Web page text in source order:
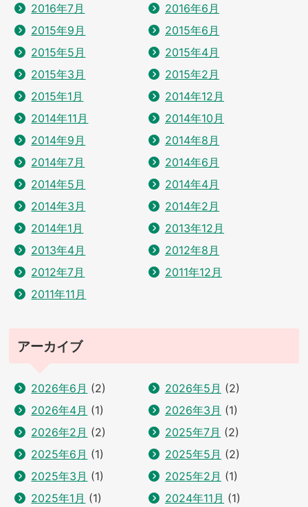
2016年7月
2016年6月
2015年9月
2015年6月
2015年5月
2015年4月
2015年3月
2015年2月
2015年1月
2014年12月
2014年11月
2014年10月
2014年9月
2014年8月
2014年7月
2014年6月
2014年5月
2014年4月
2014年3月
2014年2月
2014年1月
2013年12月
2013年4月
2012年8月
2012年7月
2011年12月
2011年11月
アーカイブ
2026年6月 (2) 2026年5月 (2)
2026年4月 (1) 2026年3月 (1)
2026年2月 (2) 2025年7月 (2)
2025年6月 (1) 2025年5月 (2)
2025年3月 (1) 2025年2月 (1)
2025年1月 (1) 2024年11月 (1)